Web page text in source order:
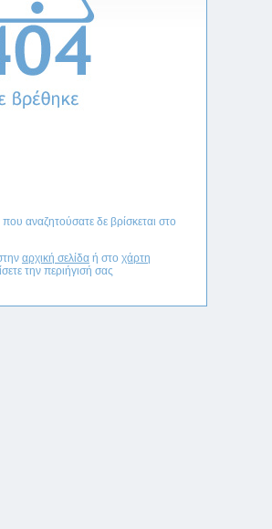
αναζητούσατε δε βρίσκεται στο
αρχική σελίδα ή στο χάρτη
την περιήγισή σας